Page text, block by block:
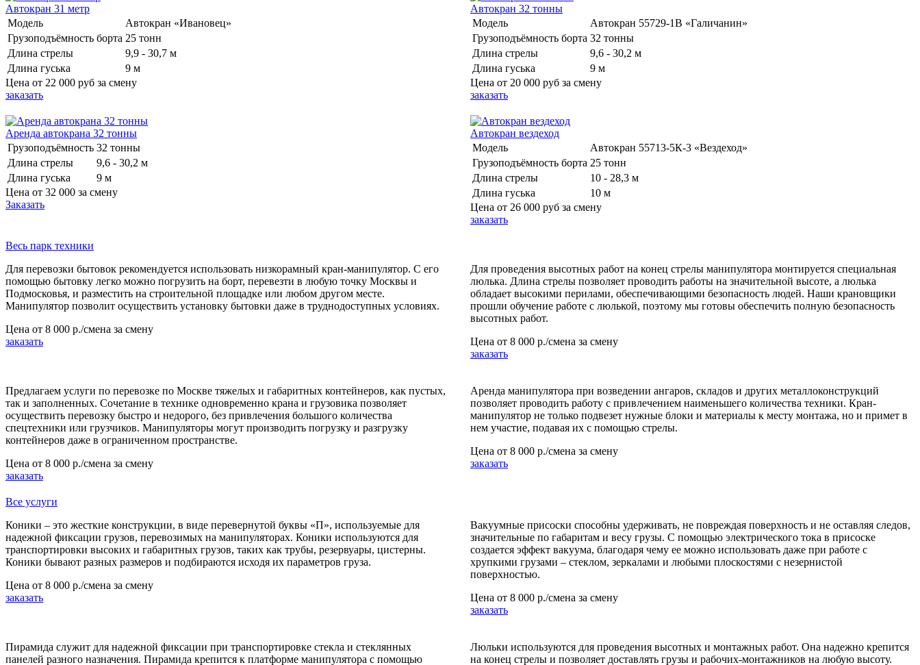
Автокран 31 метр
Модель
Автокран «Ивановец»
Грузоподъёмность борта 25 тонн
Длина стрелы
9,9 - 30,7 м
Длина гуська
9 м
Цена от 22 000 руб за смену
заказать
Автокран 32 тонны
Модель
Автокран 55729-1В «Галичанин»
Грузоподъёмность борта 32 тонны
Длина стрелы
9,6 - 30,2 м
Длина гуська
9 м
Цена от 20 000 руб за смену
заказать
Аренда автокрана 32 тонны
Грузоподъёмность 32 тонны
Длина стрелы
9,6 - 30,2 м
Длина гуська
9 м
Цена от 32 000 за смену
Заказать
Автокран вездеход
Модель
Автокран 55713-5К-3 «Вездеход»
Грузоподъёмность борта 25 тонн
Длина стрелы
10 - 28,3 м
Длина гуська
10 м
Цена от 26 000 руб за смену
заказать
Весь парк техники
Для перевозки бытовок рекомендуется использовать низкорамный кран-манипулятор. С его
помощью бытовку легко можно погрузить на борт, перевезти в любую точку Москвы и
Подмосковья, и разместить на строительной площадке или любом другом месте.
Манипулятор позволит осуществить установку бытовки даже в труднодоступных условиях.
Цена от 8 000 р./смена за смену
заказать
Для проведения высотных работ на конец стрелы манипулятора монтируется специальная
люлька. Длина стрелы позволяет проводить работы на значительной высоте, а люлька
обладает высокими перилами, обеспечивающими безопасность людей. Наши крановщики
прошли обучение работе с люлькой, поэтому мы готовы обеспечить полную безопасность
высотных работ.
Цена от 8 000 р./смена за смену
заказать
Предлагаем услуги по перевозке по Москве тяжелых и габаритных контейнеров, как пустых,
так и заполненных. Сочетание в технике одновременно крана и грузовика позволяет
осуществить перевозку быстро и недорого, без привлечения большого количества
спецтехники или грузчиков. Манипуляторы могут производить погрузку и разгрузку
контейнеров даже в ограниченном пространстве.
Цена от 8 000 р./смена за смену
заказать
Аренда манипулятора при возведении ангаров, складов и других металлоконструкций
позволяет проводить работу с привлечением наименьшего количества техники. Кран-
манипулятор не только подвезет нужные блоки и материалы к месту монтажа, но и примет в
нем участие, подавая их с помощью стрелы.
Цена от 8 000 р./смена за смену
заказать
Все услуги
Коники – это жесткие конструкции, в виде перевернутой буквы «П», используемые для
надежной фиксации грузов, перевозимых на манипуляторах. Коники используются для
транспортировки высоких и габаритных грузов, таких как трубы, резервуары, цистерны.
Коники бывают разных размеров и подбираются исходя их параметров груза.
Цена от 8 000 р./смена за смену
заказать
Вакуумные присоски способны удерживать, не повреждая поверхность и не оставляя следов,
значительные по габаритам и весу грузы. С помощью электрического тока в присоске
создается эффект вакуума, благодаря чему ее можно использовать даже при работе с
хрупкими грузами – стеклом, зеркалами и любыми плоскостями с незернистой
поверхностью.
Цена от 8 000 р./смена за смену
заказать
Пирамида служит для надежной фиксации при транспортировке стекла и стеклянных
панелей разного назначения. Пирамида крепится к платформе манипулятора с помощью
Люльки используются для проведения высотных и монтажных работ. Она надежно крепится
на конец стрелы и позволяет доставлять грузы и рабочих-монтажников на любую высоту.